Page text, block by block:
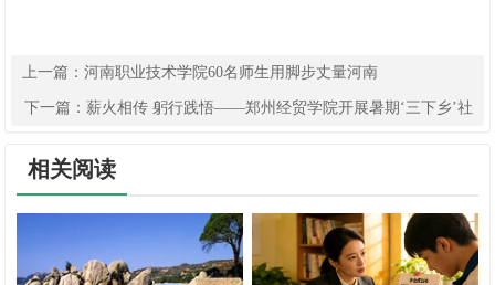
上一篇：河南职业技术学院60名师生用脚步丈量河南
下一篇： 薪火相传 躬行践悟——郑州经贸学院开展暑期‘三下乡’社
相关阅读